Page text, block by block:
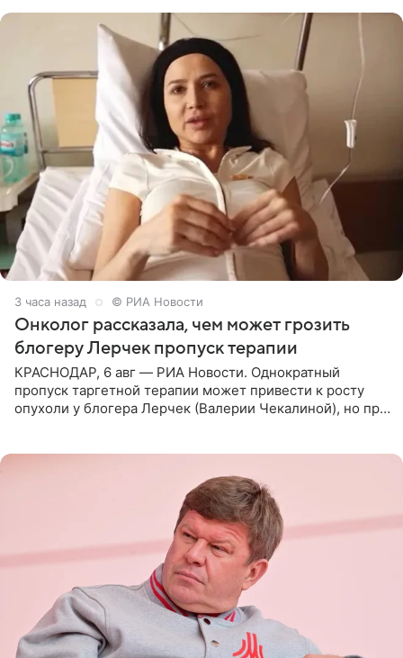
3 часа назад © РИА Новости
Онколог рассказала, чем может грозить
блогеру Лерчек пропуск терапии
КРАСНОДАР, 6 авг — РИА Новости. Однократный
пропуск таргетной терапии может привести к росту
опухоли у блогера Лерчек (Валерии Чекалиной), но при